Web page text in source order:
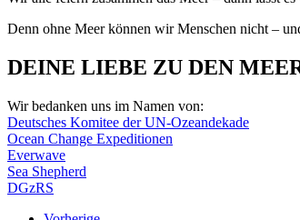
Denn ohne Meer können wir Menschen nicht –
DEINE LIEBE ZU DEN
Wir bedanken uns im Namen von:
Deutsches Komitee der UN-Ozeandekade
Ocean Change Expeditionen
Everwave
Sea Shepherd
DGzRS